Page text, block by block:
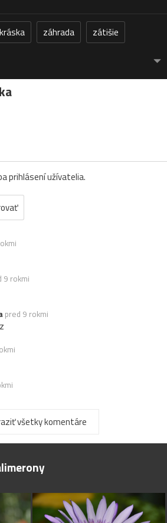
záhrada zátišie
prihlásení užívatelia.
9 rokmi
pred 9 rokmi
všetky komentáre